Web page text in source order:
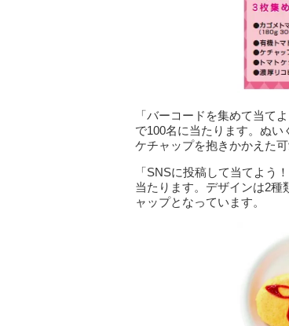
「バーコードを集めて当て
で100名に当たります。ぬ
ケチャップを抱きかかえた
「SNSに投稿して当てよう
当たります。デザインは2種
ャップとなっています。